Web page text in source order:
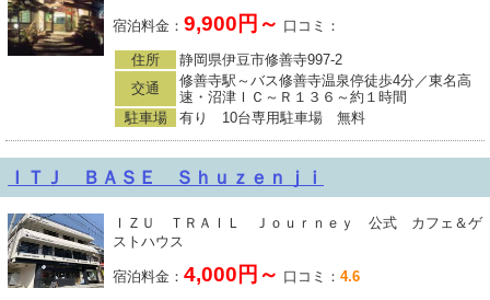
宿泊料金： 9,900円～ 口コミ：
住所
静岡県伊豆市修善寺997-2
交通
修善寺駅～バス修善寺温泉停徒歩4分／東名高
速・沼津ＩＣ～Ｒ１３６～約１時間
駐車場
有り 10台専用駐車場 無料
ＩＴＪ ＢＡＳＥ Ｓｈｕｚｅｎｊｉ
ＩＺＵ ＴＲＡＩＬ Ｊｏｕｒｎｅｙ 公式 カフェ＆ゲ
ストハウス
宿泊料金： 4,000円～ 口コミ： 4.6